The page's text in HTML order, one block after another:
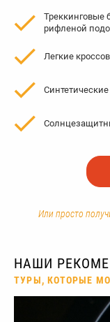
Треккинговые
рифленой
Легкие
Или просто
НАШИ
ТУРЫ, КОТОРЫЕ